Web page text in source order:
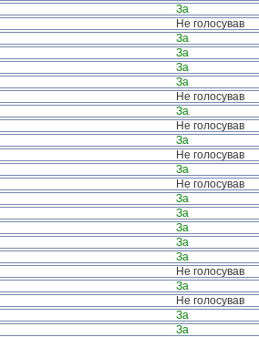
За
Не голосував
За
За
За
За
Не голосував
За
Не голосував
За
Не голосував
За
Не голосував
За
За
За
За
За
Не голосував
За
Не голосував
За
За